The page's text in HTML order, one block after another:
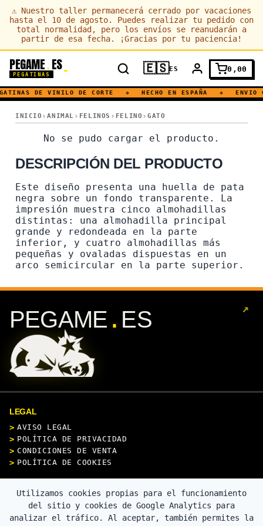
⚠ Nuestro taller permanecerá cerrado por vacaciones
hasta el 10 de agosto. Puedes realizar tu pedido con
total normalidad, pero los envíos se reanudarán a
partir de esa fecha. ¡Gracias por tu paciencia!
PEGAME. ES
PEGATINAS 🇪🇸ES 0,00
DE VINILO DE CORTE ◆ HECHO EN ESPAÑA ◆ ENVIO
INICIO ANIMAL FELINOS FELINO GATO
HUELLA · PERROS · GATO
HUELLA · PERROS · GATO
No se pudo cargar el producto.
DESCRIPCIÓN DEL PRODUCTO
Este diseño presenta una huella de pata
negra sobre un fondo transparente. La
impresión muestra cinco almohadillas
distintas: una almohadilla principal
grande y redondeada en la parte
inferior, y cuatro almohadillas más
pequeñas y ovaladas dispuestas en un
arco semicircular en la parte superior.
PEGAME . ES ↗
LEGAL
AVISO LEGAL
POLÍTICA DE PRIVACIDAD
CONDICIONES DE VENTA
POLÍTICA DE COOKIES
Utilizamos cookies propias para el funcionamiento
del sitio y cookies de Google Analytics para
analizar el tráfico. Al aceptar, también permites la